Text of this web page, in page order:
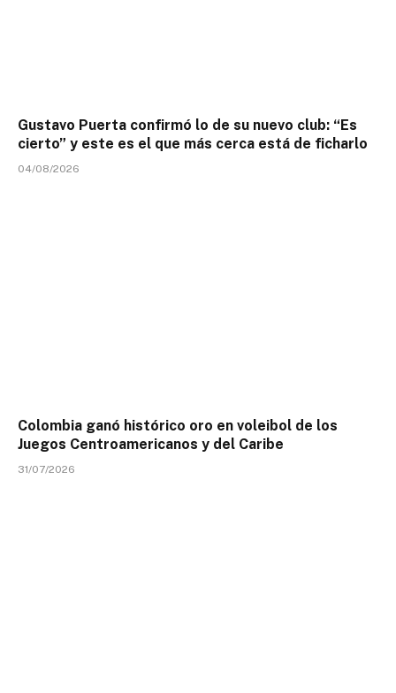
Gustavo Puerta confirmó lo de su nuevo club: “Es
cierto” y este es el que más cerca está de ficharlo
04/08/2026
Colombia ganó histórico oro en voleibol de los
Juegos Centroamericanos y del Caribe
31/07/2026